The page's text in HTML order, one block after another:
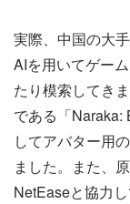
実際、中国の大
AIを用いてゲー
たり模索してき
である「Naraka:
してアバター用
ました。また、
NetEaseと協力